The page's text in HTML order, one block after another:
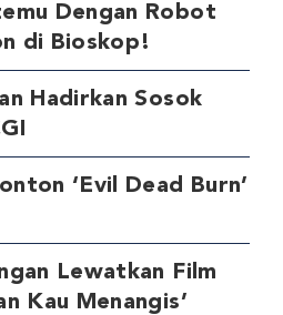
Dengan Robot
di Bioskop!
Hadirkan Sosok
‘Evil Dead Burn’
Lewatkan Film
Kau Menangis’